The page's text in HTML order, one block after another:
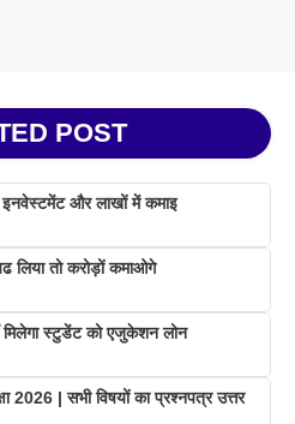
POST
इनवेस्टमेंट और लाखों में कमाइ
लिया तो करोड़ों कमाओगे
स्टुडेंट को एजुकेशन लोन
2026 | सभी विषयों का प्रश्नपत्र उत्तर